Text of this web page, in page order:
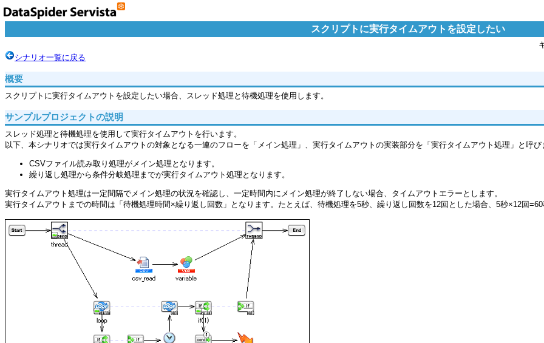
スクリプトに実行タイムアウトを設定したい
シナリオ一覧に戻る
概要
スクリプトに実行タイムアウトを設定したい場合、スレッド処理と待機処理を使用します。
サンプルプロジェクトの説明
スレッド処理と待機処理を使用して実行タイムアウトを行います。
以下、本シナリオでは実行タイムアウトの対象となる一連のフローを「メイン処理」、実行タイムアウトの実装部分を「実行タイムアウト処理」と呼び
CSVファイル読み取り処理がメイン処理となります。
繰り返し処理から条件分岐処理までが実行タイムアウト処理となります。
実行タイムアウト処理は一定間隔でメイン処理の状況を確認し、一定時間内にメイン処理が終了しない場合、タイムアウトエラーとします。
実行タイムアウトまでの時間は「待機処理時間×繰り返し回数」となります。たとえば、待機処理を5秒、繰り返し回数を12回とした場合、5秒×12回